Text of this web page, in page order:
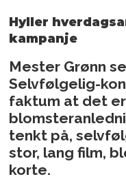
Hyller
kampanje
Mester Grønn
Selvfølgelig-
faktum at det
tenkt på,
stor, lang film,
korte.